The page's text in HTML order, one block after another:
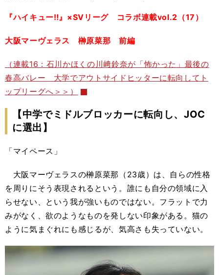
『ハイキュー‼』×SVリーグ コラボ連載vol.2（17）
大阪マーヴェラス 榊原菜那 前編
（連載16：石川かほくの川﨑鈴奈が「怖かった」最後の
春高バレー 大学でアウトサイドヒッターに転向してト
ップリーグへ＞＞）
【中学でミドルブロッカーに転向し、JOC
に選出】
「マイペース」
大阪マーヴェラスの榊原菜那（23歳）は、自らの性格
を周りにそう表現されるという。誰にも自分の領域に入
らせない、という我が強いものではない。フラットで力
みがなく、欲のようなものを発しない印象がある。猫の
ように気まぐれにも感じるが、気高さも失っていない。